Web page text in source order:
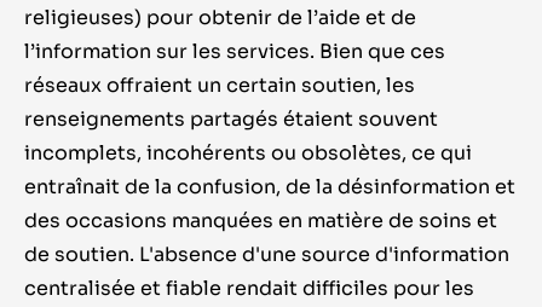
religieuses) pour obtenir de l’aide et de
l’information sur les services. Bien que ces
réseaux offraient un certain soutien, les
renseignements partagés étaient souvent
incomplets, incohérents ou obsolètes, ce qui
entraînait de la confusion, de la désinformation et
des occasions manquées en matière de soins et
de soutien. L'absence d'une source d'information
centralisée et fiable rendait difficiles pour les